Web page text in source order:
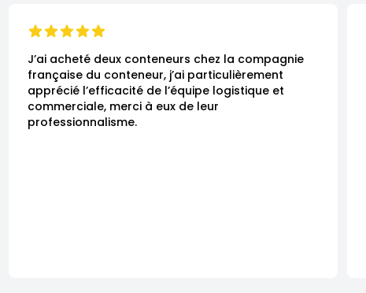
J’ai acheté deux conteneurs chez la compagnie
française du conteneur, j’ai particulièrement
apprécié l’efficacité de l’équipe logistique et
commerciale, merci à eux de leur
professionnalisme.